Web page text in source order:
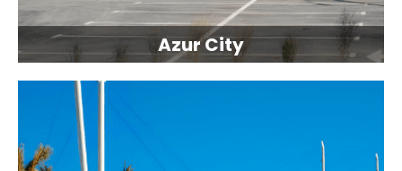
Azur City